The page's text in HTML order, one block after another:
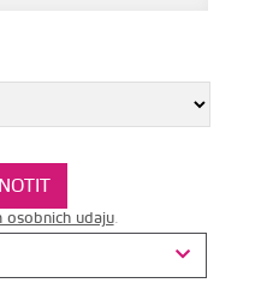
osobnich udaju.